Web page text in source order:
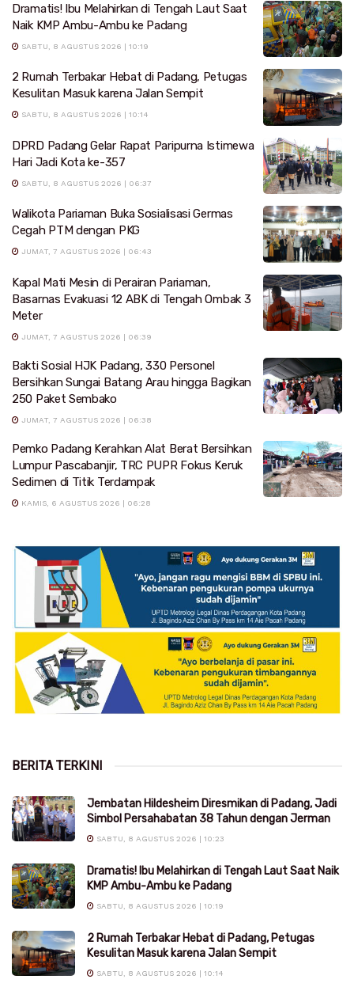
Dramatis! Ibu Melahirkan di Tengah Laut Saat
Naik KMP Ambu-Ambu ke Padang
SABTU, 8 AGUSTUS 2026 | 10:19
2 Rumah Terbakar Hebat di Padang, Petugas
Kesulitan Masuk karena Jalan Sempit
SABTU, 8 AGUSTUS 2026 | 10:14
DPRD Padang Gelar Rapat Paripurna Istimewa
Hari Jadi Kota ke-357
SABTU, 8 AGUSTUS 2026 | 06:37
Walikota Pariaman Buka Sosialisasi Germas
Cegah PTM dengan PKG
JUMAT, 7 AGUSTUS 2026 | 06:43
Kapal Mati Mesin di Perairan Pariaman,
Basarnas Evakuasi 12 ABK di Tengah Ombak 3
Meter
JUMAT, 7 AGUSTUS 2026 | 06:39
Bakti Sosial HJK Padang, 330 Personel
Bersihkan Sungai Batang Arau hingga Bagikan
250 Paket Sembako
JUMAT, 7 AGUSTUS 2026 | 06:38
Pemko Padang Kerahkan Alat Berat Bersihkan
Lumpur Pascabanjir, TRC PUPR Fokus Keruk
Sedimen di Titik Terdampak
KAMIS, 6 AGUSTUS 2026 | 06:28
BERITA TERKINI
Jembatan Hildesheim Diresmikan di Padang, Jadi
Simbol Persahabatan 38 Tahun dengan Jerman
SABTU, 8 AGUSTUS 2026 | 10:23
Dramatis! Ibu Melahirkan di Tengah Laut Saat Naik
KMP Ambu-Ambu ke Padang
SABTU, 8 AGUSTUS 2026 | 10:19
2 Rumah Terbakar Hebat di Padang, Petugas
Kesulitan Masuk karena Jalan Sempit
SABTU, 8 AGUSTUS 2026 | 10:14